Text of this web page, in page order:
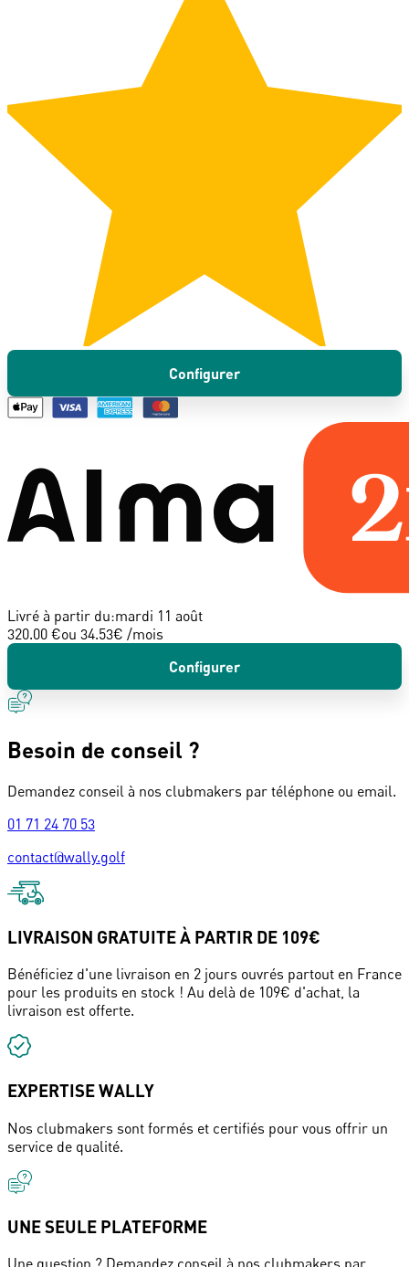
Configurer
Livré à partir du:mardi 11 août
320.00 €ou 34.53€ /mois
Configurer
Besoin de conseil ?
Demandez conseil à nos clubmakers par téléphone ou email.
01 71 24 70 53
contact@wally.golf
LIVRAISON GRATUITE À PARTIR DE 109€
Bénéficiez d'une livraison en 2 jours ouvrés partout en France
pour les produits en stock ! Au delà de 109€ d'achat, la
livraison est offerte.
EXPERTISE WALLY
Nos clubmakers sont formés et certifiés pour vous offrir un
service de qualité.
UNE SEULE PLATEFORME